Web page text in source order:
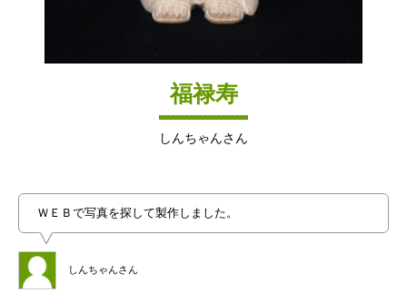
福禄寿
しんちゃんさん
しんちゃんさん
ＷＥＢで写真を探して製作しました。